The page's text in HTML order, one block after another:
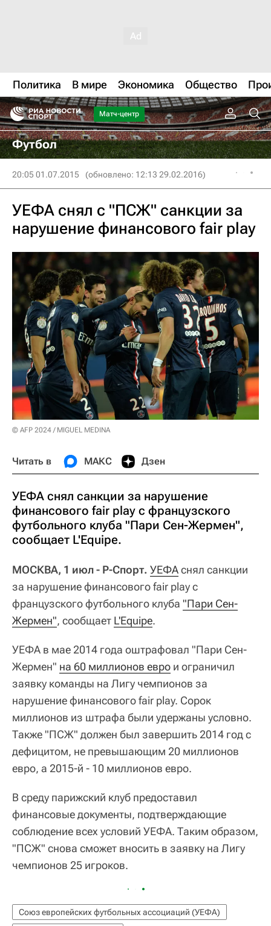
Политика В мире Экономика Общество
Матч-центр
Футбол
20:05 01.07.2015 (обновлено: 12:13 29.02.2016)
УЕФА снял с "ПСЖ" санкции за
нарушение финансового fair play
© AFP 2024 / MIGUEL MEDINA
Читать в МАКС Дзен
УЕФА снял санкции за нарушение
финансового fair play с французского
футбольного клуба "Пари Сен-Жермен",
сообщает L'Equipe.
МОСКВА, 1 июл - Р-Спорт. УЕФАснял санкции
за нарушение финансового fair play с
французского футбольного клуба "Пари Сен-
Жермен", сообщает L'Equipe.
УЕФА в мае 2014 года оштрафовал "Пари Сен-
Жермен" на 60 миллионов евро и ограничил
заявку команды на Лигу чемпионов за
нарушение финансового fair play. Сорок
миллионов из штрафа были удержаны условно.
Также "ПСЖ" должен был завершить 2014 год с
дефицитом, не превышающим 20 миллионов
евро, а 2015-й - 10 миллионов евро.
В среду парижский клуб предоставил
финансовые документы, подтверждающие
соблюдение всех условий УЕФА. Таким образом,
"ПСЖ" снова сможет вносить в заявку на Лигу
чемпионов 25 игроков.
Союз европейских футбольных ассоциаций (УЕФА)